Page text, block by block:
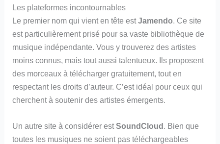
Les plateformes incontournables
Le premier nom qui vient en tête estJamendo. Ce site
est particulièrement prisé pour sa vaste bibliothèque de
musique indépendante. Vous y trouverez des artistes
moins connus, mais tout aussi talentueux. Ils proposent
des morceaux à télécharger gratuitement, tout en
respectant les droits d’auteur. C’est idéal pour ceux qui
cherchent à soutenir des artistes émergents.
Un autre site à considérer estSoundCloud. Bien que
toutes les musiques ne soient pas téléchargeables